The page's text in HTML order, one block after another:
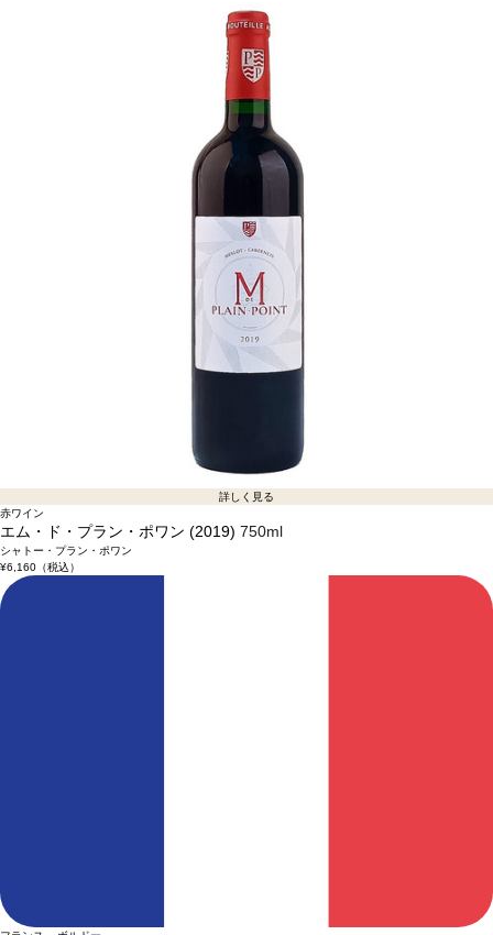
詳しく見る
赤ワイン
エム・ド・プラン・ポワン (2019) 750ml
シャトー・プラン・ポワン
¥6,160（税込）